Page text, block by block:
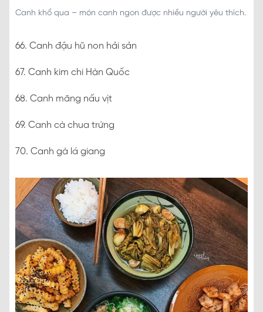
Canh khổ qua – món canh ngon được nhiều người yêu thích.
66. Canh đậu hũ non hải sản
67. Canh kim chi Hàn Quốc
68. Canh măng nấu vịt
69. Canh cà chua trứng
70. Canh gà lá giang